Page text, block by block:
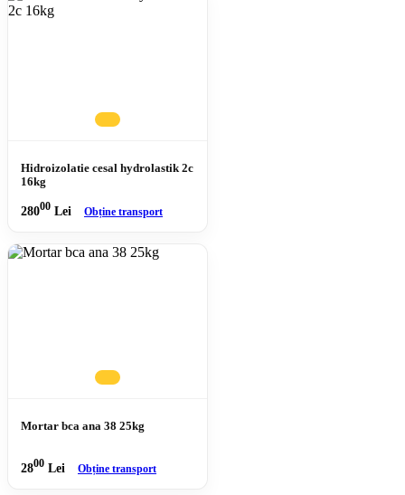
Hidroizolatie cesal hydrolastik 2c
16kg
28000 Lei Obține transport
Mortar bca ana 38 25kg
2800 Lei Obține transport